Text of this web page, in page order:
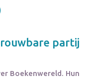
partij
Boekenwereld. Hun